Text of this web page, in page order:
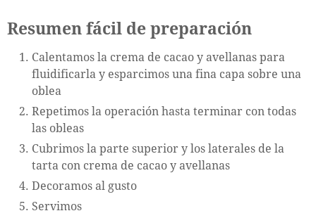
Resumen fácil de preparación
Calentamos la crema de cacao y avellanas para
fluidificarla y esparcimos una fina capa sobre una
oblea
Repetimos la operación hasta terminar con todas
las obleas
Cubrimos la parte superior y los laterales de la
tarta con crema de cacao y avellanas
Decoramos al gusto
Servimos